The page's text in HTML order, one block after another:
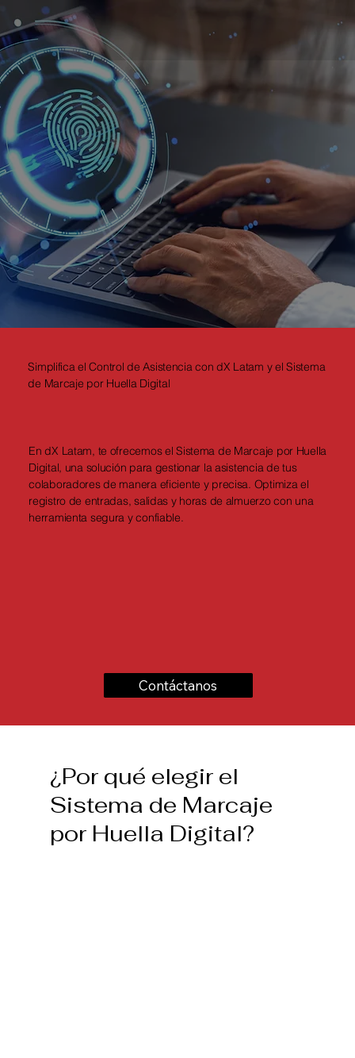
Simplifica el Control de Asistencia con dX Latam y el Sistema
de Marcaje por Huella Digital
En dX Latam, te ofrecemos el Sistema de Marcaje por Huella
Digital, una solución para gestionar la asistencia de tus
colaboradores de manera eficiente y precisa. Optimiza el
registro de entradas, salidas y horas de almuerzo con una
herramienta segura y confiable.
Contáctanos
¿Por qué elegir el
Sistema de Marcaje
por Huella Digital?